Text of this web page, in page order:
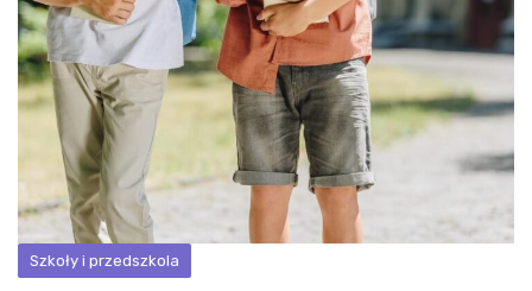
Szkoły i przedszkola